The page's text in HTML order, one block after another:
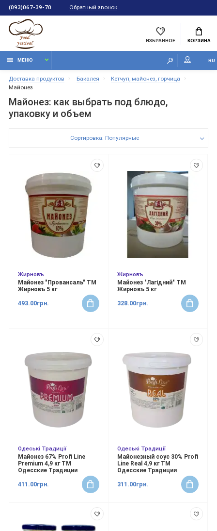
(093)067-39-70 Обратный звонок
ИЗБРАННОЕ КОРЗИНА
МЕНЮ RU
Доставка продуктов Бакалея
Кетчуп, майонез, горчица
Майонез
Майонез: как выбрать под блюдо,
упаковку и объем
Сортировка: Популярные
Жирновъ
Майонез "Провансаль" ТМ
Жирновъ 5 кг
493.00грн.
Жирновъ
Майонез "Лагідний" ТМ
Жирновъ 5 кг
328.00грн.
Одеські Традиції
Майонез 67% Profi Line
Premium 4,9 кг ТМ
Одесские Традиции
411.00грн.
Одеські Традиції
Майонезный соус 30% Profi
Line Real 4,9 кг ТМ
Одесские Традиции
311.00грн.